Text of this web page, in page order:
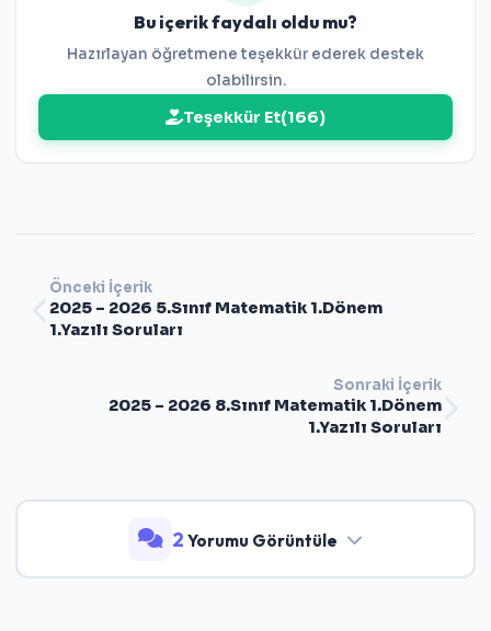
Bu içerik faydalı oldu mu?
Hazırlayan öğretmene teşekkür ederek destek
olabilirsin.
Teşekkür Et(166)
Önceki İçerik
2025 – 2026 5.Sınıf Matematik 1.Dönem
1.Yazılı Soruları
Sonraki İçerik
2025 – 2026 8.Sınıf Matematik 1.Dönem
1.Yazılı Soruları
2 Yorumu Görüntüle